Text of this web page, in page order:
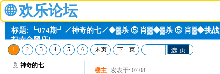
🌐 欢乐论坛
标题: ┗074期┛↙神奇的七↙◆▓杀 ⑤ 肖▓◆▓杀 ⑤ 肖▓◆挑战
扫六合黑庄!
1 2 3 4 5 6 末页 下一页 选 页
神奇的七
楼主 发表于: 07-08